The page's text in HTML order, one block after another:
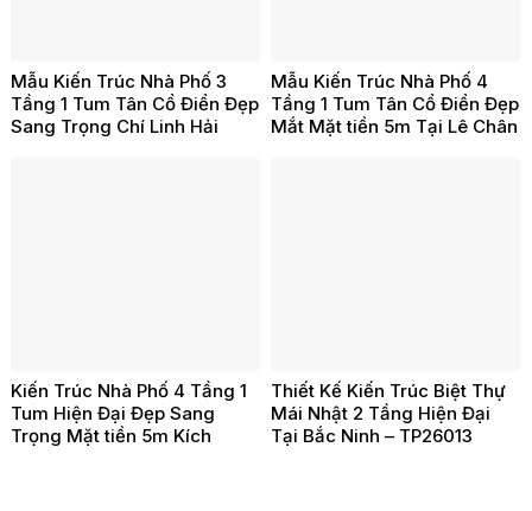
Mẫu Kiến Trúc Nhà Phố 3
Tầng 1 Tum Tân Cổ Điển Đẹp
Sang Trọng Chí Linh Hải
Mẫu Kiến Trúc Nhà Phố 4
Tầng 1 Tum Tân Cổ Điển Đẹp
Mắt Mặt tiền 5m Tại Lê Chân
Kiến Trúc Nhà Phố 4 Tầng 1
Tum Hiện Đại Đẹp Sang
Trọng Mặt tiền 5m Kích
Thiết Kế Kiến Trúc Biệt Thự
Mái Nhật 2 Tầng Hiện Đại
Tại Bắc Ninh – TP26013